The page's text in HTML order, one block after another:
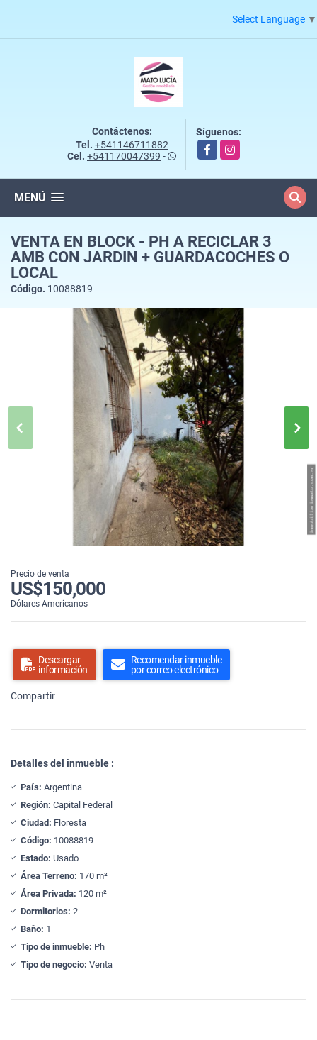
Select Language ▼
Contáctenos:
Tel. +541146711882
Cel. +541170047399 -
Síguenos:
FacebookInstagram
MENÚ
VENTA EN BLOCK - PH A RECICLAR 3
AMB CON JARDIN + GUARDACOCHES O
LOCAL
Código. 10088819
Precio de venta
US$150,000
Dólares Americanos
Descargar
información
Recomendar inmueble
por correo electrónico
Compartir
Detalles del inmueble :
País: Argentina
Región: Capital Federal
Ciudad: Floresta
Código: 10088819
Estado: Usado
Área Terreno: 170 m²
Área Privada: 120 m²
Dormitorios: 2
Baño: 1
Tipo de inmueble: Ph
Tipo de negocio: Venta